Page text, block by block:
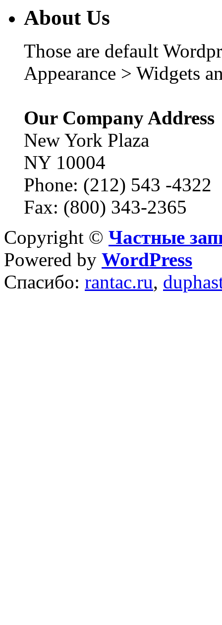
About Us
Those are default
Appearance > Widgets
Our Company Address
New York Plaza
NY 10004
Phone: (212) 543 -4322
Fax: (800) 343-2365
Copyright © Частные
Powered by WordPress
Спасибо: rantac.ru,